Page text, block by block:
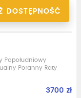
DOSTĘPNOŚĆ
Popołudniowy
Poranny Raty
3700 zł